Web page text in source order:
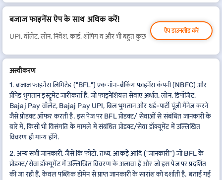
बजाज फाइनेंस ऐप के साथ अधिक करें!
UPI, वॉलेट, लोन, निवेश, कार्ड, शॉपिंग व और भी बहुत कुछ
ऐप डाउनलोड करें
अस्वीकरण
1. बजाज फाइनेंस लिमिटेड ("BFL") एक नॉन-बैंकिंग फाइनेंस कंपनी (NBFC) और
प्रीपेड भुगतान इंस्ट्रूमेंट जारीकर्ता है, जो फाइनेंशियल सेवाएं अर्थात, लोन, डिपॉज़िट,
Bajaj Pay वॉलेट, Bajaj Pay UPI, बिल भुगतान और थर्ड-पार्टी पूंजी मैनेज करने
जैसे प्रोडक्ट ऑफर करती है. इस पेज पर BFL प्रोडक्ट/ सेवाओं से संबंधित जानकारी के
बारे में, किसी भी विसंगति के मामले में संबंधित प्रोडक्ट/सेवा डॉक्यूमेंट में उल्लिखित
विवरण ही मान्य होंगे.
2. अन्य सभी जानकारी, जैसे कि फोटो, तथ्य, आंकड़े आदि ("जानकारी") जो BFL के
प्रोडक्ट/सेवा डॉक्यूमेंट में उल्लिखित विवरण के अलावा हैं और जो इस पेज पर प्रदर्शित
की जा रही हैं, केवल पब्लिक डोमेन से प्राप्त जानकारी के सारांश को दर्शाती है. बताई गई